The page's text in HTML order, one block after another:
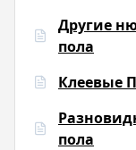
Другие
пола
Клеевые
пола